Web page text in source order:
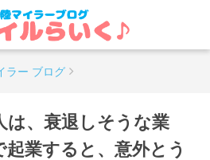
ラー ブログ
は、衰退しそうな業
業すると、意外とう